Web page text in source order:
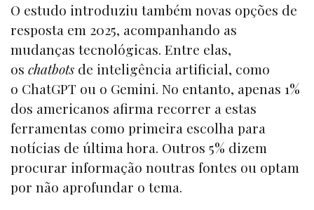
O estudo introduziu também novas opções de
resposta em 2025, acompanhando as
mudanças tecnológicas. Entre elas,
os chatbots de inteligência artificial, como
o ChatGPT ou o Gemini. No entanto, apenas 1%
dos americanos afirma recorrer a estas
ferramentas como primeira escolha para
notícias de última hora. Outros 5% dizem
procurar informação noutras fontes ou optam
por não aprofundar o tema.